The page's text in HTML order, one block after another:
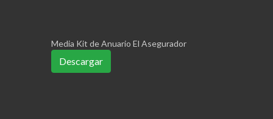
Media Kit de Anuario El Asegurador
Descargar